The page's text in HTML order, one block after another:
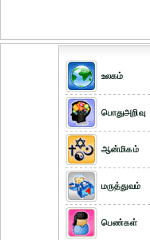
உலகம்
பொதுஅறிவு
ஆன்மிகம்
மருத்துவம்
பெண்கள்